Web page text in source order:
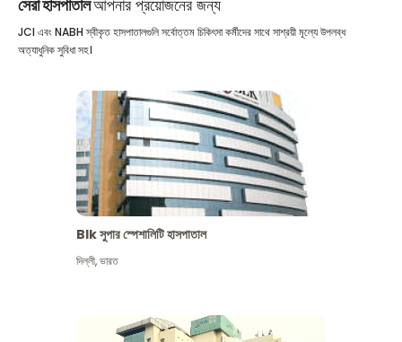
সেরা হাসপাতালআপনার প্রয়োজনের জন্য
JCI এবং NABH স্বীকৃত হাসপাতালগুলি সর্বোত্তম চিকিৎসা কর্মীদের সাথে সাশ্রয়ী মূল্যে উপলব্ধ
অত্যাধুনিক সুবিধা সহ।
Blk সুপার স্পেশালিটি হাসপাতাল
দিল্লী,ভারত